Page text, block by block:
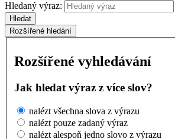
Hledaný výraz:
Hledat
Rozšířené hledání
Rozšířené vyhledávání
Jak hledat výraz z více slov?
nalézt všechna slova z výrazu
nalézt pouze zadaný výraz
nalézt alespoň jedno slovo z výrazu